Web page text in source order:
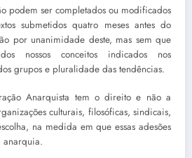
podem ser completados ou modificados
submetidos quatro meses antes do
por unanimidade deste, mas sem que
nossos conceitos indicados nos
grupos e pluralidade das tendências.
Anarquista tem o direito e não a
culturais, filosóficas, sindicais,
na medida em que essas adesões
anarquia.